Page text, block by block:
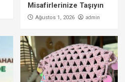
Misafirlerinize Taşıyın
Ağustos 1, 2026 admin